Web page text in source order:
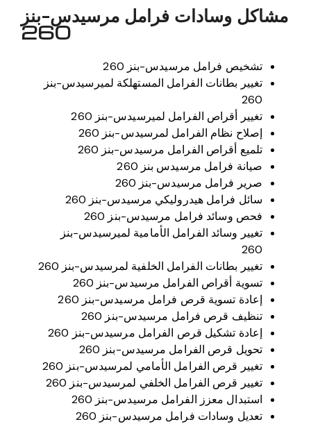
مشاكل وسادات فرامل مرسيدس-بنز
260
تشخيص فرامل مرسيدس-بنز 260
تغيير بطانات الفرامل المستهلكة لميرسيدس-بنز
260
تغيير أقراص الفرامل لميرسيدس-بنز 260
إصلاح نظام الفرامل لمرسيدس-بنز 260
تلميع أقراص الفرامل مرسيدس-بنز 260
صيانة فرامل مرسيدس بنز 260
صرير فرامل مرسيدس-بنز 260
سائل فرامل هيدروليكي مرسيدس-بنز 260
فحص وسائد فرامل مرسيدس-بنز 260
تغيير وسائد الفرامل الأمامية لميرسيدس-بنز
260
تغيير بطانات الفرامل الخلفية لمرسيدس-بنز 260
تسوية أقراص الفرامل مرسيدس-بنز 260
إعادة تسوية قرص فرامل مرسيدس-بنز 260
تنظيف قرص فرامل مرسيدس-بنز 260
إعادة تشكيل قرص الفرامل مرسيدس-بنز 260
تحويل قرص الفرامل مرسيدس-بنز 260
تغيير قرص الفرامل الأمامي لمرسيدس-بنز 260
تغيير قرص الفرامل الخلفي لمرسيدس-بنز 260
استبدال معزز الفرامل مرسيدس-بنز 260
تعديل وسادات فرامل مرسيدس-بنز 260